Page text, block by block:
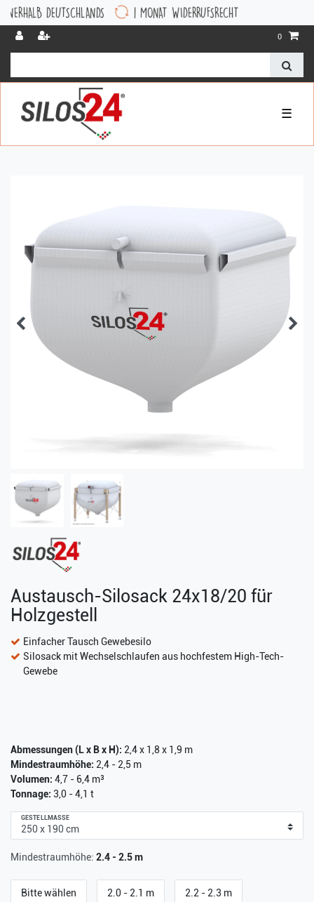
DEUTSCHLANDS 1 MONAT WIDERRUFSRECHT
0
☰
Austausch-Silosack 24x18/20 für
Holzgestell
Einfacher Tausch Gewebesilo
Silosack mit Wechselschlaufen aus hochfestem High-Tech-
Gewebe
Abmessungen (L x B x H): 2,4 x 1,8 x 1,9 m
Mindestraumhöhe: 2,4 - 2,5 m
Volumen: 4,7 - 6,4 m³
Tonnage: 3,0 - 4,1 t
GESTELLMASSE
Mindestraumhöhe: 2.4 - 2.5 m
Bitte wählen 2.0 - 2.1 m 2.2 - 2.3 m